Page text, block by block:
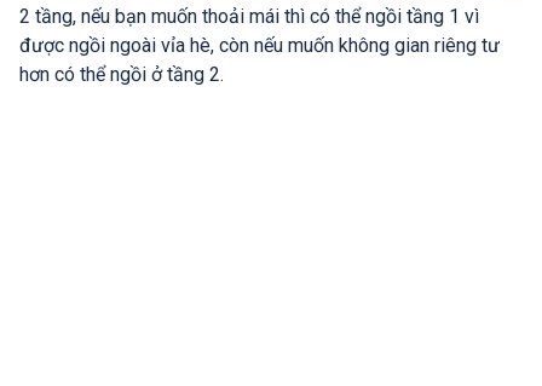
2 tầng, nếu bạn muốn thoải mái thì có thể ngồi tầng 1 vì
được ngồi ngoài vỉa hè, còn nếu muốn không gian riêng tư
hơn có thể ngồi ở tầng 2.